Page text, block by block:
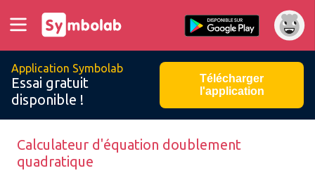
Application Symbolab
Essai gratuit
disponible !
Télécharger
l'application
Calculateur d'équation doublement
quadratique